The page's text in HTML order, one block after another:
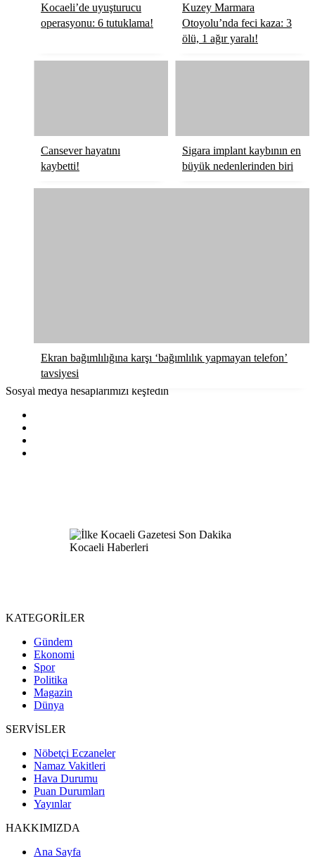
Kocaeli’de uyuşturucu
operasyonu: 6 tutuklama!
Kuzey Marmara
Otoyolu’nda feci kaza: 3
ölü, 1 ağır yaralı!
Cansever hayatını
kaybetti!
Sigara implant kaybının en
büyük nedenlerinden biri
Ekran bağımlılığına karşı ‘bağımlılık yapmayan telefon’
tavsiyesi
Sosyal medya hesaplarımızı keşfedin
KATEGORİLER
Gündem
Ekonomi
Spor
Politika
Magazin
Dünya
SERVİSLER
Nöbetçi Eczaneler
Namaz Vakitleri
Hava Durumu
Puan Durumları
Yayınlar
HAKKIMIZDA
Ana Sayfa